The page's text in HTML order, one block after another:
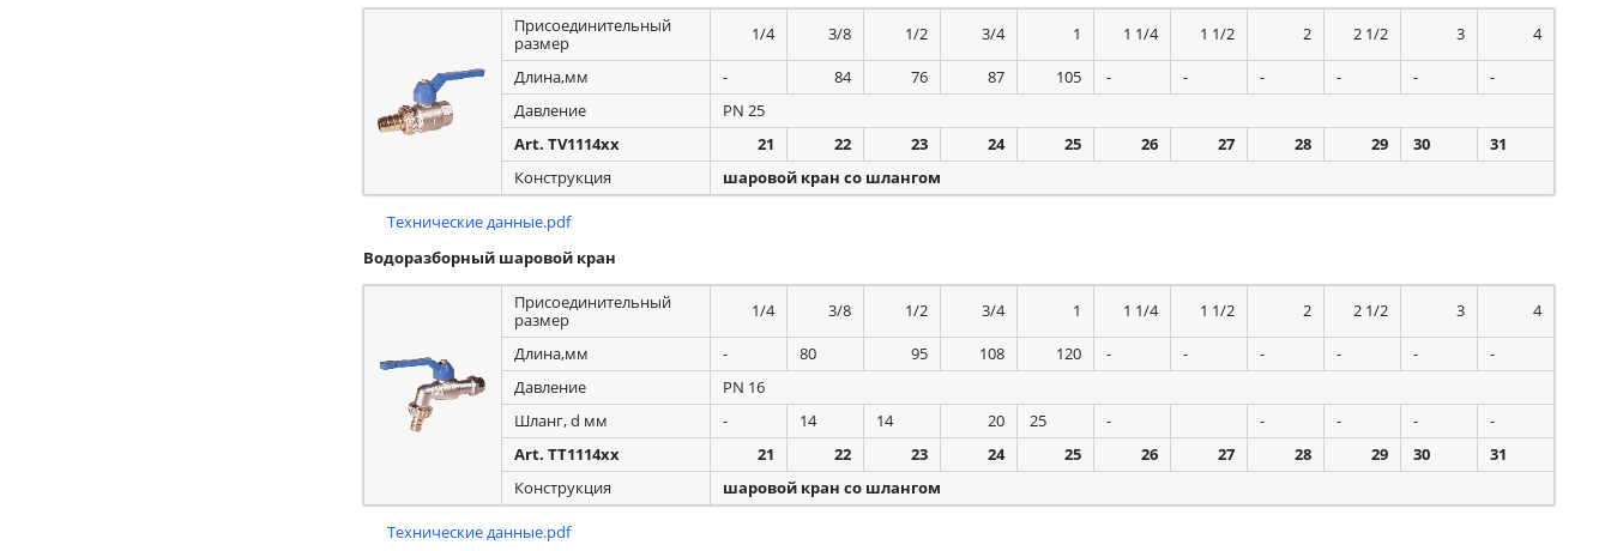
Присоединительный
размер
1/4 3/8 1/2 3/4 1 1 1/4 1 1/2 2 2 1/2 3
4
Длина,мм
- 84 76 87 105 - - - - -
-
Давление
PN 25
Art. TV1114xx
21 22 23 24 25 26 27 28 29 30
31
Конструкция
шаровой кран со шлангом
Технические данные.pdf
Водоразборный шаровой кран
Присоединительный
размер
1/4 3/8 1/2 3/4 1 1 1/4 1 1/2 2 2 1/2 3
4
Длина,мм
- 80 95 108 120 - - - - -
-
Давление
PN 16
Шланг, d мм
- 14 14 20 25 - - - -
-
Art. TT1114xx
21 22 23 24 25 26 27 28 29 30
31
Конструкция
шаровой кран со шлангом
Технические данные.pdf